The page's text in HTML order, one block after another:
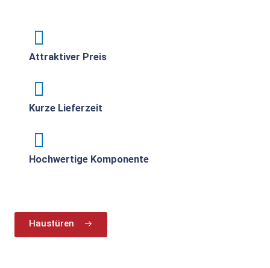
Attraktiver Preis
Kurze Lieferzeit
Hochwertige Komponente
Haustüren